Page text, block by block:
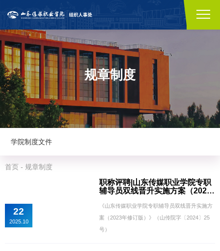
规章制度
学院制度文件
首页 - 规章制度
22
2025.10
职称评聘|山东传媒职业学院专职
辅导员双线晋升实施方案（2023
《山东传媒职业学院专职辅导员双线晋升实施方
案（2023年修订版）》（山传院字〔2024〕25
号）